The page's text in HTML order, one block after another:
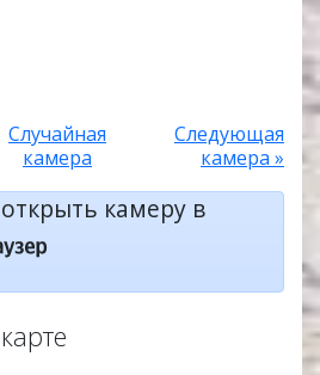
Случайная
камера
Следующая
камера »
камеру в